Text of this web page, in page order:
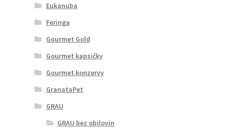
Eukanuba
Feringa
Gourmet Gold
Gourmet kapsičky
Gourmet konzervy
GranataPet
GRAU
GRAU bez obilovin